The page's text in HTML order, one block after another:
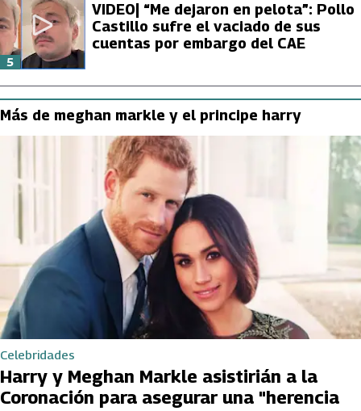
VIDEO| “Me dejaron en pelota”: Pollo
Castillo sufre el vaciado de sus
cuentas por embargo del CAE
5
Más de meghan markle y el principe harry
Celebridades
Harry y Meghan Markle asistirián a la
Coronación para asegurar una "herencia